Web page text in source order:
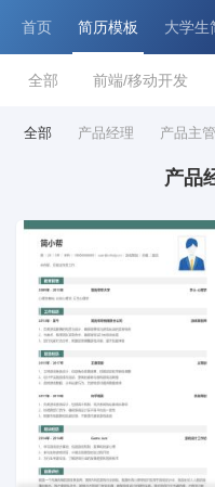
首页 简历模板 大学生
全部 前端/移动开发
全部 产品经理 产品主管
产品